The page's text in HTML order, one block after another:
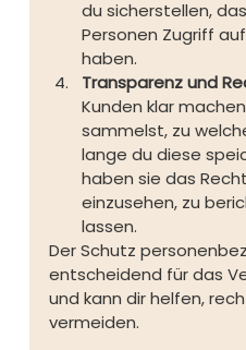
du sicherstellen,
Personen Zugriff
haben.
Transparenz und
Kunden klar
sammelst, zu
lange du diese
haben sie das
einzusehen, zu
lassen.
Der Schutz
entscheidend für das
und kann dir helfen,
vermeiden.